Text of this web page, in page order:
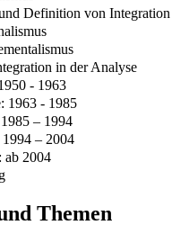
Definition von Integration
in der Analyse
- 1963
1963 - 1985
– 1994
1994 – 2004
ab 2004
Themen